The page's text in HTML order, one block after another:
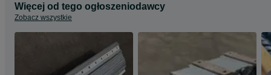
Więcej od tego ogłoszeniodawcy
Zobacz wszystkie